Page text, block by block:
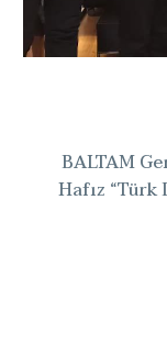
BALTAM
Hafız “Türk